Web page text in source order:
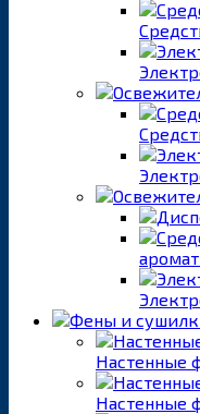
Настенные
Настенные